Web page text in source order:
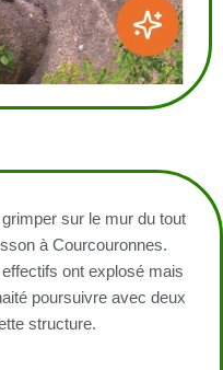
sur le mur du tout
à Courcouronnes.
ont explosé mais
poursuivre avec deux
structure.